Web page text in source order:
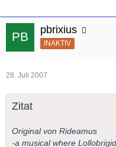
pbrixius
INAKTIV
28. Juli 2007
Zitat
Original von Rideamus
-a musical where